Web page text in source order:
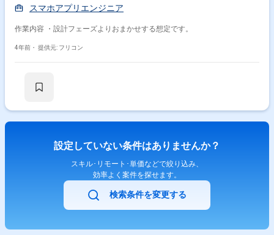
スマホアプリエンジニア
作業内容 ・設計フェーズよりおまかせする想定です。
4年前・ 提供元: フリコン
設定していない条件はありませんか？
スキル･リモート･単価などで絞り込み、
効率よく案件を探せます。
検索条件を変更する